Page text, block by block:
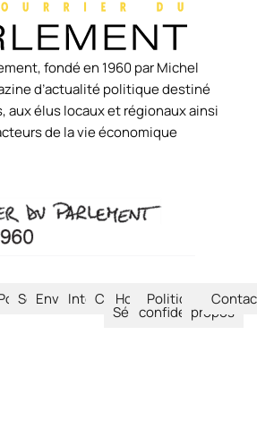
fondé en 1960 par Michel
d’actualité politique destiné
aux élus locaux et régionaux ainsi
de la vie économique
SociétéEnvironnement
International
CultureHors-
Séries
Politique de
confidentialité
À
propos